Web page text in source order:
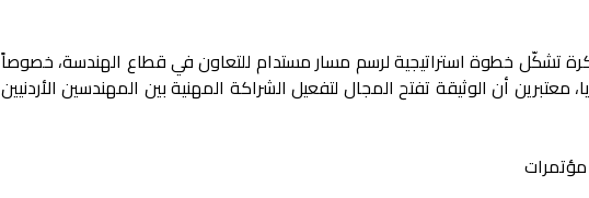
تشكّل خطوة استراتيجية لرسم مسار مستدام للتعاون في قطاع الهندسة، خصوصاً
أن الوثيقة تفتح المجال لتفعيل الشراكة المهنية بين المهندسين الأردنيين
مؤتمرات